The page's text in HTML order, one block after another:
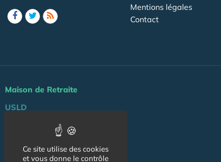
Mentions légales
Contact
Maison de Retraite
USLD
Ce site utilise des cookies
et vous donne le contrôle